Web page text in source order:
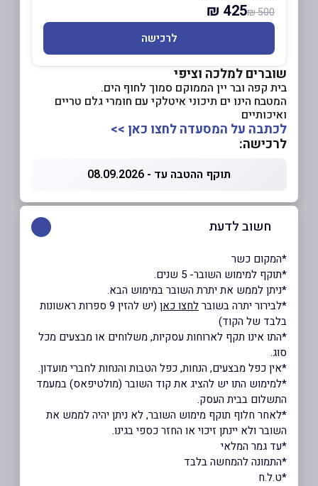
500 ₪
425 ₪
לרכישה
שוברים למלכה וציפי
בית קפה ובר יין הממוקם סמוך לחוף הים.
המטבח הינו ים תיכוני איטלקי עם חומרי גלם טריים
ואיכותיים
לכתבה על המסעדה לחצו כאן >>
לרכישה:
תוקף ההטבה עד - 08.09.2026
חשוב לדעת
*המקום כשר
*תוקף למימוש השובר- 5 שנים.
*ניתן לממש את יתרת השובר במימוש הבא.
*לבירור יתרה בשוברלחצו כאן
(יש להזין 9 ספרות ראשונות
בלבד של הקוד)
*התו אינו תקף לארוחות עסקיות, משלוחים או מבצעים מכל
סוג.
*אין כפל מבצעים, הנחות, כפל הטבות והנחות לחברי מועדון.
*למימוש התו יש להציג את קוד השובר (מולטיפאס) במעמד
התשלום בבית העסק.
*לאחר חלוף תוקף מימוש השובר, לא ניתן יהיה לממש את
השובר ולא יינתן זיכוי או החזר כספי בגינו.
*עד גמר המלאי
*התמונה להמחשה בלבד
*ט.ל.ח